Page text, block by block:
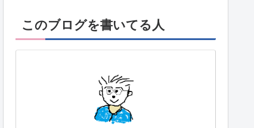
このブログを書いてる人